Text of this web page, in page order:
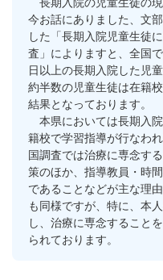
今お話にありました、文
した「長期入院児童生徒
査」によりますと、全国
日以上の長期入院した児
約半数の児童生徒は在籍
結果となっております。
本県においては長期入
籍校で学習指導が行なわ
国調査では治療に専念す
策のほか、指導教員・時
であることなどが主な理
も同様ですが、特に、本
し、治療に専念すること
られております。